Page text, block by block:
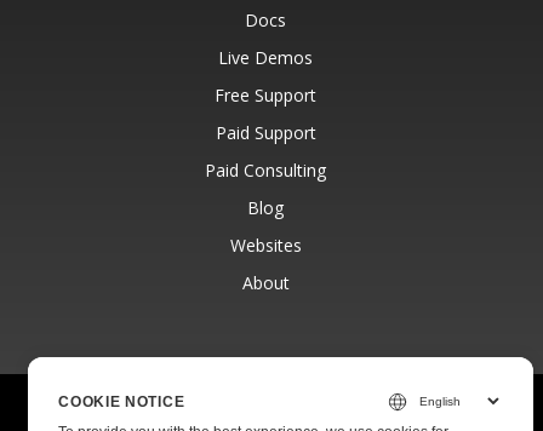
Docs
Live Demos
Free Support
Paid Support
Paid Consulting
Blog
Websites
About
© Aspose Pty Ltd 2001-2026.
All Rights Reserved.
COOKIE NOTICE